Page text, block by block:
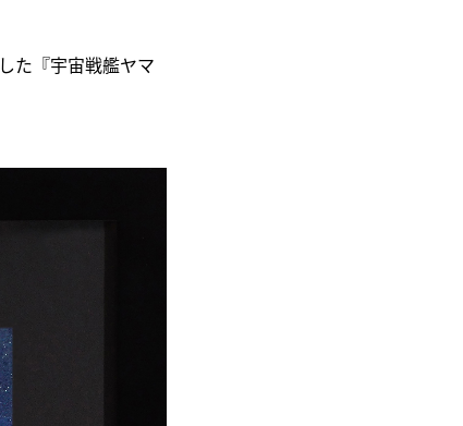
た『宇宙戦艦ヤマ